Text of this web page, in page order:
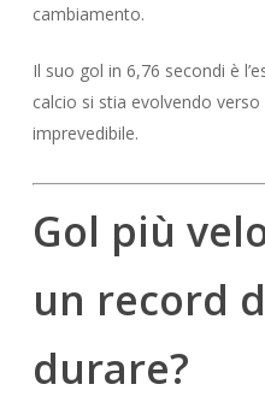
cambiamento.
Il suo gol in 6,76 secondi è
calcio si stia evolvendo
imprevedibile.
Gol più
un record
durare?